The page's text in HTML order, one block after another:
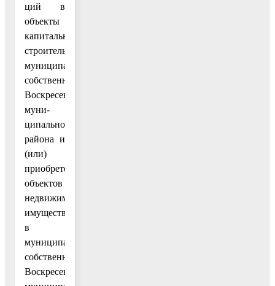
ций в
объекты
капитального
строительства
муниципальной
собственности
Воскресенского
муни-
ципального
района и
(или)
приобретение
объектов
недвижимого
имущества
в
муниципальную
собственность
Воскресенского